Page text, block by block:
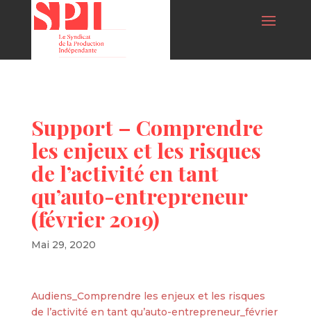
Support – Comprendre
les enjeux et les risques
de l’activité en tant
qu’auto-entrepreneur
(février 2019)
Mai 29, 2020
Audiens_Comprendre les enjeux et les risques
de l’activité en tant qu’auto-entrepreneur_février